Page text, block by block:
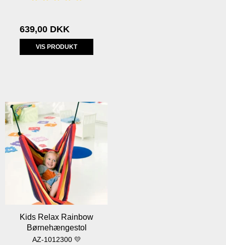
639,00 DKK
VIS PRODUKT
Kids Relax Rainbow
Børnehængestol
AZ-1012300 💛